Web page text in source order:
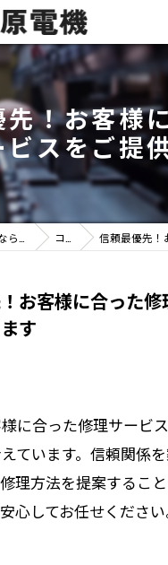
！お客様
スをご提
コラム 信頼最優先！お客様に合
お客様に合った修
す
に合った修理サービ
ています。信頼関係
理方法を提案するこ
心してお任せください